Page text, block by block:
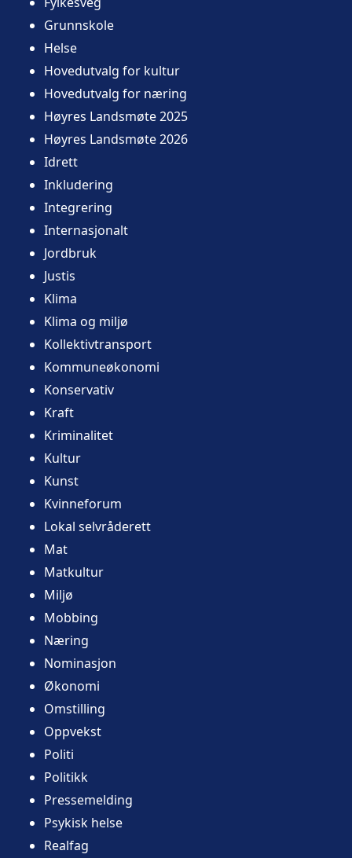
Grunnskole
Helse
Hovedutvalg for kultur
Hovedutvalg for næring
Høyres Landsmøte 2025
Høyres Landsmøte 2026
Idrett
Inkludering
Integrering
Internasjonalt
Jordbruk
Justis
Klima
Klima og miljø
Kollektivtransport
Kommuneøkonomi
Konservativ
Kraft
Kriminalitet
Kultur
Kunst
Kvinneforum
Lokal selvråderett
Mat
Matkultur
Miljø
Mobbing
Næring
Nominasjon
Økonomi
Omstilling
Oppvekst
Politi
Politikk
Pressemelding
Psykisk helse
Realfag